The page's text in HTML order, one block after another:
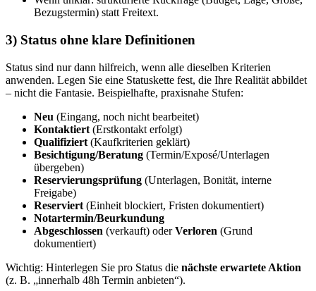
Bezugstermin) statt Freitext.
3) Status ohne klare Definitionen
Status sind nur dann hilfreich, wenn alle dieselben Kriterien
anwenden. Legen Sie eine Statuskette fest, die Ihre Realität abbildet
– nicht die Fantasie. Beispielhafte, praxisnahe Stufen:
Neu (Eingang, noch nicht bearbeitet)
Kontaktiert (Erstkontakt erfolgt)
Qualifiziert (Kaufkriterien geklärt)
Besichtigung/Beratung (Termin/Exposé/Unterlagen
übergeben)
Reservierungsprüfung (Unterlagen, Bonität, interne
Freigabe)
Reserviert (Einheit blockiert, Fristen dokumentiert)
Notartermin/Beurkundung
Abgeschlossen (verkauft) oderVerloren (Grund
dokumentiert)
Wichtig: Hinterlegen Sie pro Status die nächste erwartete Aktion
(z. B. „innerhalb 48h Termin anbieten“).